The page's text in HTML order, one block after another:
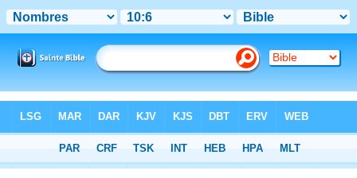
Chapitre 10> Verset 6